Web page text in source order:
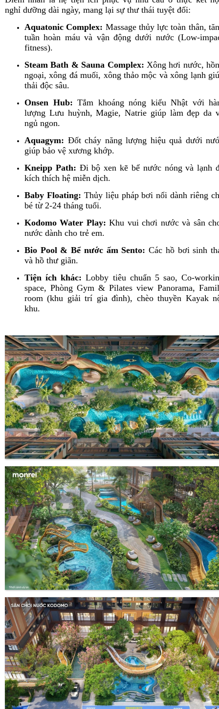
nghỉ dưỡng dài ngày, mang lại sự thư thái tuyệt đối:
Aquatonic Complex: Massage thủy lực toàn thân,
tuần hoàn máu và vận động dưới nước (Low-
fitness).
Steam Bath & Sauna Complex: Xông hơi nước,
ngoại, xông đá muối, xông thảo mộc và xông lạnh
thải độc sâu.
Onsen Hub: Tắm khoáng nóng kiểu Nhật với
lượng Lưu huỳnh, Magie, Natrie giúp làm đẹp da
ngủ ngon.
Aquagym: Đốt cháy năng lượng hiệu quả dưới
giúp bảo vệ xương khớp.
Kneipp Path: Đi bộ xen kẽ bể nước nóng và lạnh
kích thích hệ miễn dịch.
Baby Floating: Thủy liệu pháp bơi nổi dành riêng
bé từ 2-24 tháng tuổi.
Kodomo Water Play: Khu vui chơi nước và sân
nước dành cho trẻ em.
Bio Pool & Bể nước ấm Sento: Các hồ bơi sinh
và hồ thư giãn.
Tiện ích khác: Lobby tiêu chuẩn 5 sao, Co-
space, Phòng Gym & Pilates view Panorama,
room (khu giải trí gia đình), chèo thuyền Kayak
khu.